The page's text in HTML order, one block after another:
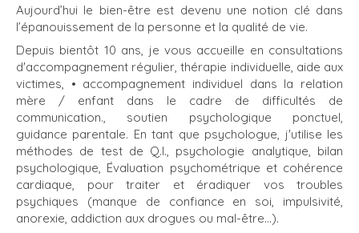
Aujourd’hui le bien-être est devenu une notion clé dans
l’épanouissement de la personne et la qualité de vie.
Depuis bientôt 10 ans, je vous accueille en consultations
d'accompagnement régulier, thérapie individuelle, aide aux
victimes, • accompagnement individuel dans la relation
mère / enfant dans le cadre de difficultés de
communication., soutien psychologique ponctuel,
guidance parentale. En tant que psychologue, j'utilise les
méthodes de test de Q.I., psychologie analytique, bilan
psychologique, Évaluation psychométrique et cohérence
cardiaque, pour traiter et éradiquer vos troubles
psychiques (manque de confiance en soi, impulsivité,
anorexie, addiction aux drogues ou mal-être...).